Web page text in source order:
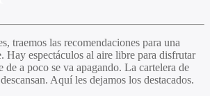
traemos las recomendaciones para una
Hay espectáculos al aire libre para disfrutar
de a poco se va apagando. La cartelera de
Aquí les dejamos los destacados.